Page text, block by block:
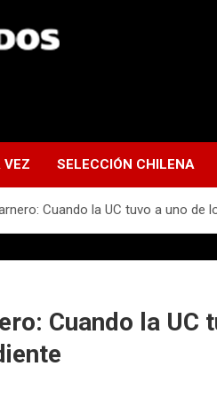
VEZ SELECCIÓN CHILENA
Cuando la UC tuvo a uno de
Cuando la